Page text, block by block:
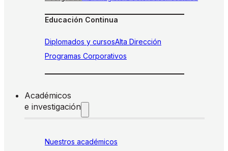
Educación Continua
Diplomados y cursosAlta Dirección
Programas Corporativos
Académicos
e investigación
Nuestros académicos